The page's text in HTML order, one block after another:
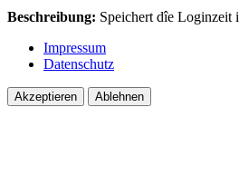
Beschreibung: Speichert dîe Loginzeit
Impressum
Datenschutz
Akzeptieren Ablehnen